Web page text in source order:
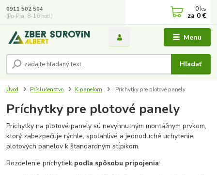
Menu
Hľadať
0911 502 504
(Po-Pia, 8-16 hod.)
0 ks
za 0 €
Úvod Príslušenstvo K panelom Príchytky pre plotové panely
Príchytky pre plotové panely
Príchytky na plotové panely sú nevyhnutným montážnym prvkom,
ktorý zabezpečuje rýchle, spoľahlivé a jednoduché uchytenie
plotových panelov k štandardným stĺpikom.
Rozdelenie príchytiek podľa spôsobu pripojenia: